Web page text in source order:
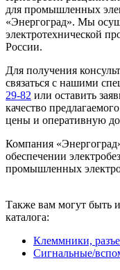
для промышленных
«Энергоград». Мы
электротехнической
России.
Для получения
связаться с нашими
29-82 или оставить
качество
цены и оперативную
Компания
обеспечении
промышленных
Также вам могут быть
каталога:
Клеммники,
Сигнальные/